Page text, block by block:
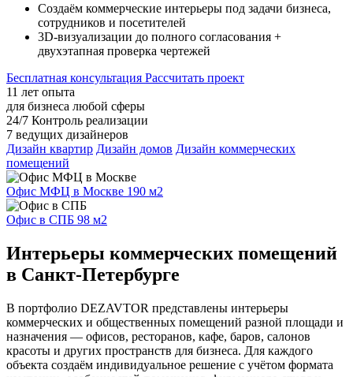
Создаём коммерческие интерьеры под задачи бизнеса,
сотрудников и посетителей
3D-визуализации до полного согласования +
двухэтапная проверка чертежей
Бесплатная консультация Рассчитать проект
11 лет опыта
для бизнеса любой сферы
24/7 Контроль реализации
7 ведущих дизайнеров
Дизайн квартир Дизайн домов Дизайн коммерческих
помещений
Офис МФЦ в Москве 190 м2
Офис в СПБ 98 м2
Интерьеры коммерческих помещений
в Санкт-Петербурге
В портфолио DEZAVTOR представлены интерьеры
коммерческих и общественных помещений разной площади и
назначения — офисов, ресторанов, кафе, баров, салонов
красоты и других пространств для бизнеса. Для каждого
объекта создаём индивидуальное решение с учётом формата